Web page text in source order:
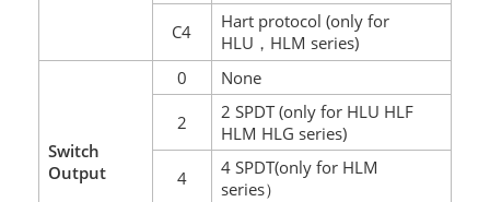
C4
Hart protocol (only for
HLU ， HLM series)
Switch
Output
0 None
2
2 SPDT (only for HLU HLF
HLM HLG series)
4
4 SPDT(only for HLM
series）